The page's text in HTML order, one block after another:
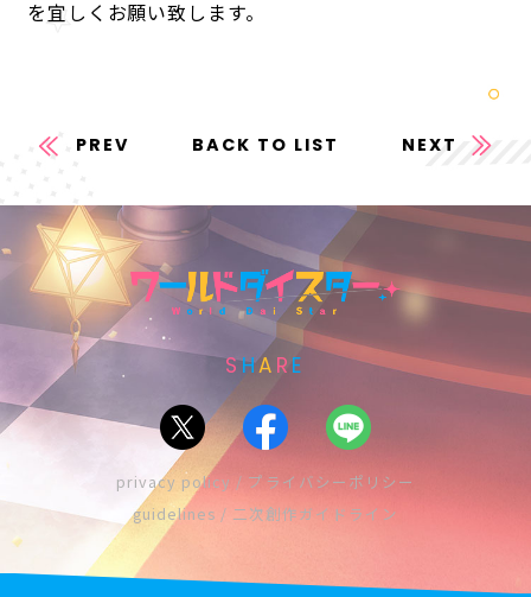
を宜しくお願い致します。
PREV BACK TO LIST NEXT
SHA R E
privacy policy / プライバシーポリシー
guidelines / 二次創作ガイドライン